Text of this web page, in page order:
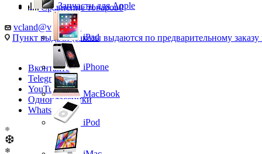
Сравнение товаров0
vcland@vcland.ru
Пункт выдачи (заказы выдаются по предварительному заказу
Вконтакте
Telegram
YouTube
Одноклассники
WhatsApp
❄
❆
❄
Запчасти для Apple
iPad
iPhone
MacBook
iPod